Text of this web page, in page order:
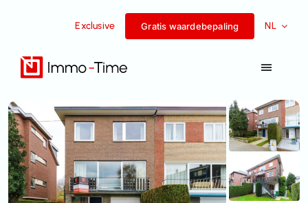
Exclusive Gratis waardebepaling NL
Diensten
Te koop
Te huur